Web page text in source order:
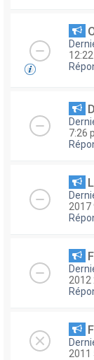
7:26
2017
2012
2011